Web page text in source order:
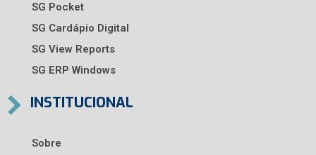
SG Pocket
SG Cardápio Digital
SG View Reports
SG ERP Windows
INSTITUCIONAL
Sobre